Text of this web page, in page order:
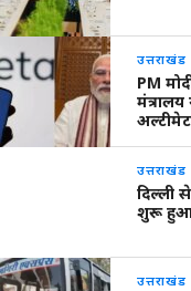
उत्तराखंड
PM
उत्तराखंड
दिल्ली
शुरू हुआ
उत्तराखंड